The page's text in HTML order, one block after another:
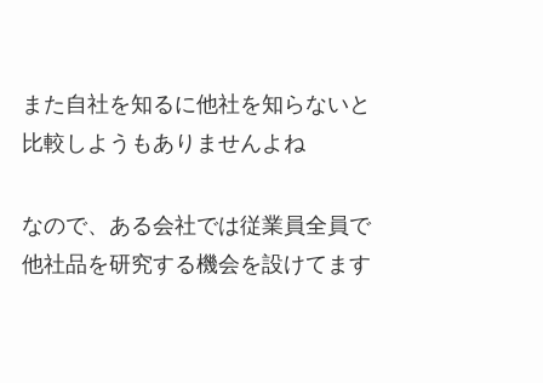
また自社を知るに他社を知らないと
比較しようもありませんよね
なので、ある会社では従業員全員で
他社品を研究する機会を設けてます